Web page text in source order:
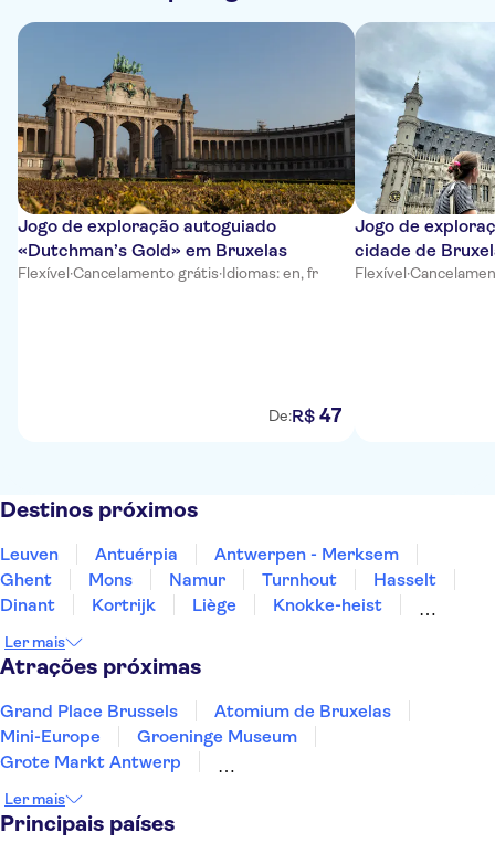
Jogo de exploração autoguiado
«Dutchman’s Gold» em Bruxelas
Flexível·Cancelamento grátis·Idiomas: en, fr
De:R$ 47
Jogo de
cidade de
Flexível·
Destinos próximos
Leuven Antuérpia
Antwerpen - Merksem
Ghent
Mons Namur Turnhout
Hasselt
Dinant
Kortrijk Liège
Knokke-heist
Ler mais
Atrações próximas
Grand Place Brussels
Atomium de Bruxelas
Mini-Europe
Groeninge Museum
Grote Markt Antwerp
Graslei and Korenlei
Castle Gravensteen
Ler mais
Principais países